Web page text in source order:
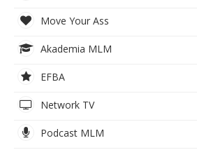
Move Your Ass
Akademia MLM
EFBA
Network TV
Podcast MLM